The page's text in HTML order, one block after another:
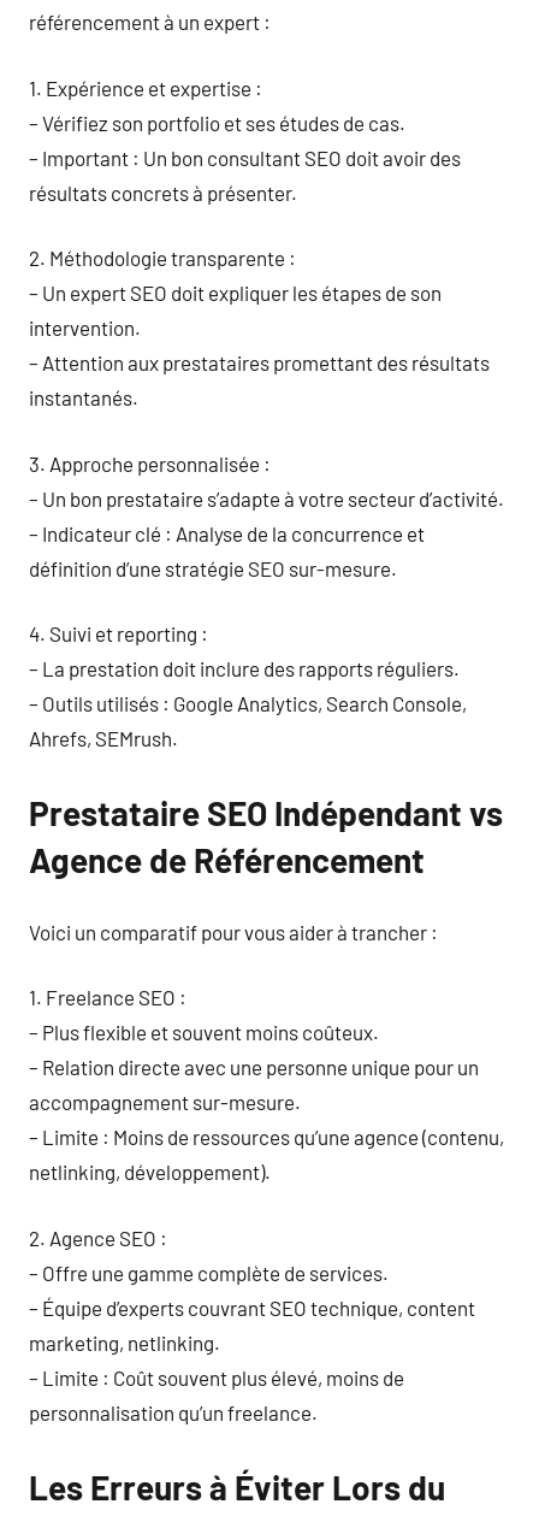
référencement à un expert :
1. Expérience et expertise :
– Vérifiez son portfolio et ses études de cas.
– Important : Un bon consultant SEO doit avoir des
résultats concrets à présenter.
2. Méthodologie transparente :
– Un expert SEO doit expliquer les étapes de son
intervention.
– Attention aux prestataires promettant des résultats
instantanés.
3. Approche personnalisée :
– Un bon prestataire s’adapte à votre secteur d’activité.
– Indicateur clé : Analyse de la concurrence et
définition d’une stratégie SEO sur-mesure.
4. Suivi et reporting :
– La prestation doit inclure des rapports réguliers.
– Outils utilisés : Google Analytics, Search Console,
Ahrefs, SEMrush.
Prestataire SEO Indépendant vs
Agence de Référencement
Voici un comparatif pour vous aider à trancher :
1. Freelance SEO :
– Plus flexible et souvent moins coûteux.
– Relation directe avec une personne unique pour un
accompagnement sur-mesure.
– Limite : Moins de ressources qu’une agence (contenu,
netlinking, développement).
2. Agence SEO :
– Offre une gamme complète de services.
– Équipe d’experts couvrant SEO technique, content
marketing, netlinking.
– Limite : Coût souvent plus élevé, moins de
personnalisation qu’un freelance.
Les Erreurs à Éviter Lors du